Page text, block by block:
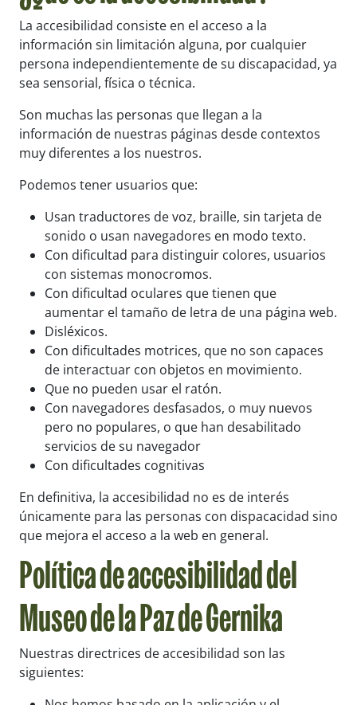
La accesibilidad consiste en el acceso a la
información sin limitación alguna, por cualquier
persona independientemente de su discapacidad, ya
sea sensorial, física o técnica.
Son muchas las personas que llegan a la
información de nuestras páginas desde contextos
muy diferentes a los nuestros.
Podemos tener usuarios que:
Usan traductores de voz, braille, sin tarjeta de
sonido o usan navegadores en modo texto.
Con dificultad para distinguir colores, usuarios
con sistemas monocromos.
Con dificultad oculares que tienen que
aumentar el tamaño de letra de una página web.
Disléxicos.
Con dificultades motrices, que no son capaces
de interactuar con objetos en movimiento.
Que no pueden usar el ratón.
Con navegadores desfasados, o muy nuevos
pero no populares, o que han desabilitado
servicios de su navegador
Con dificultades cognitivas
En definitiva, la accesibilidad no es de interés
únicamente para las personas con dispacacidad sino
que mejora el acceso a la web en general.
Política de accesibilidad del
Museo de la Paz de Gernika
Nuestras directrices de accesibilidad son las
siguientes: